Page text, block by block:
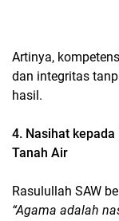
Artinya,
dan integritas
hasil.
4. Nasihat
Tanah Air
Rasulullah SAW
“Agama adalah